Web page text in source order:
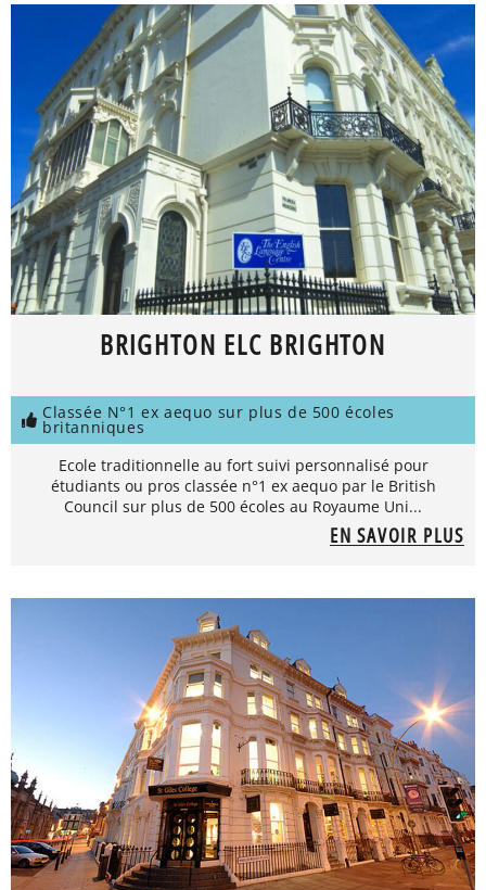
BRIGHTON ELC BRIGHTON
Classée N°1 ex aequo sur plus de 500 écoles
britanniques
Ecole traditionnelle au fort suivi personnalisé pour
étudiants ou pros classée n°1 ex aequo par le British
Council sur plus de 500 écoles au Royaume Uni...
EN SAVOIR PLUS